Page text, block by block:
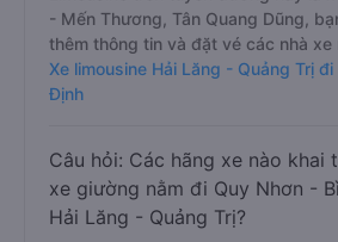
- Mến Thương, Tân Quang Dũng,
thêm thông tin và đặt vé các nhà xe
Xe limousine Hải Lăng - Quảng Trị
Định
Câu hỏi: Các hãng xe nào khai
xe giường nằm đi Quy Nhơn -
Hải Lăng - Quảng Trị?